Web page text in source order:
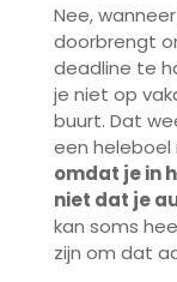
Nee,
doorbrengt
deadline te
je niet op
buurt. Dat
een heleboel
omdat je in
niet dat je
kan soms
zijn om dat